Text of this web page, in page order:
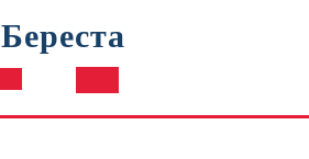
Береста
Кнопка